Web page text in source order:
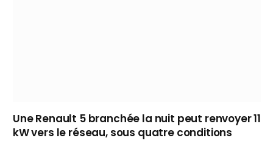
Une Renault 5 branchée la nuit peut renvoyer 11
kW vers le réseau, sous quatre conditions